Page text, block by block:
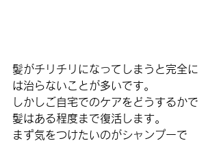
髪がチリチリになってしまうと完全に
は治らないことが多いです。
しかしご自宅でのケアをどうするかで
髪はある程度まで復活します。
まず気をつけたいのがシャンプーで